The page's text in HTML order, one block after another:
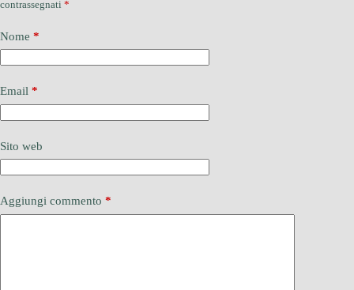
contrassegnati *
Nome *
Email *
Sito web
Aggiungi commento *